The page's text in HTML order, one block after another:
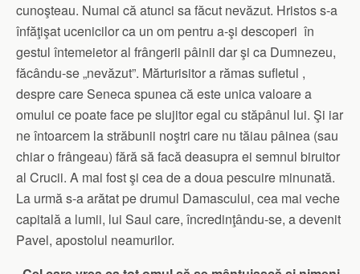
cunoşteau. Numai că atunci sa făcut nevăzut. Hristos s-a
înfăţişat ucenicilor ca un om pentru a-şi descoperi în
gestul întemeietor al frângerii pâinii dar şi ca Dumnezeu,
făcându-se „nevăzut”. Mărturisitor a rămas sufletul ,
despre care Seneca spunea că este unica valoare a
omului ce poate face pe slujitor egal cu stăpânul lui. Şi iar
ne întoarcem la străbunii noştri care nu tăiau pâinea (sau
chiar o frângeau) fără să facă deasupra ei semnul biruitor
al Crucii. A mai fost şi cea de a doua pescuire minunată.
La urmă s-a arătat pe drumul Damascului, cea mai veche
capitală a lumii, lui Saul care, încredinţându-se, a devenit
Pavel, apostolul neamurilor.